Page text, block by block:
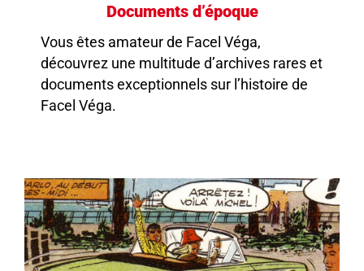
Documents d’époque
Vous êtes amateur de Facel Véga,
découvrez une multitude d’archives rares et
documents exceptionnels sur l’histoire de
Facel Véga.